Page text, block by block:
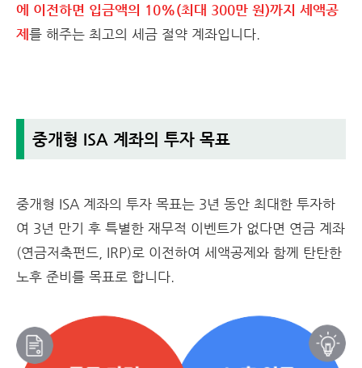
에 이전하면 입금액의 10%(최대 300만 원)까지 세액공
제를 해주는 최고의 세금 절약 계좌입니다.
중개형 ISA 계좌의 투자 목표
중개형 ISA 계좌의 투자 목표는 3년 동안 최대한 투자하
여 3년 만기 후 특별한 재무적 이벤트가 없다면 연금 계좌
(연금저축펀드, IRP)로 이전하여 세액공제와 함께 탄탄한
노후 준비를 목표로 합니다.